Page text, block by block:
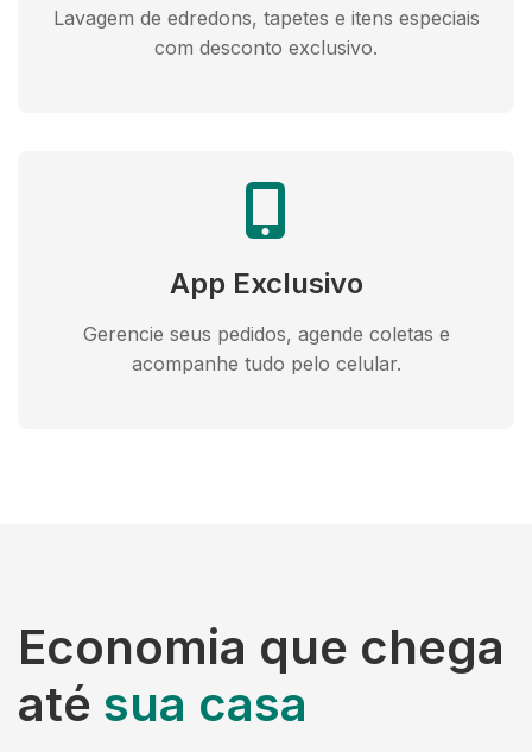
Lavagem de edredons, tapetes e itens especiais
com desconto exclusivo.
App Exclusivo
Gerencie seus pedidos, agende coletas e
acompanhe tudo pelo celular.
Economia que chega
até sua casa